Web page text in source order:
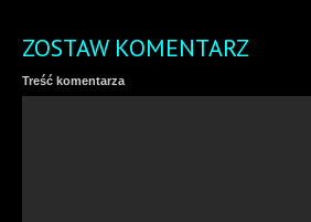
ZOSTAW KOMENTARZ
Treść komentarza